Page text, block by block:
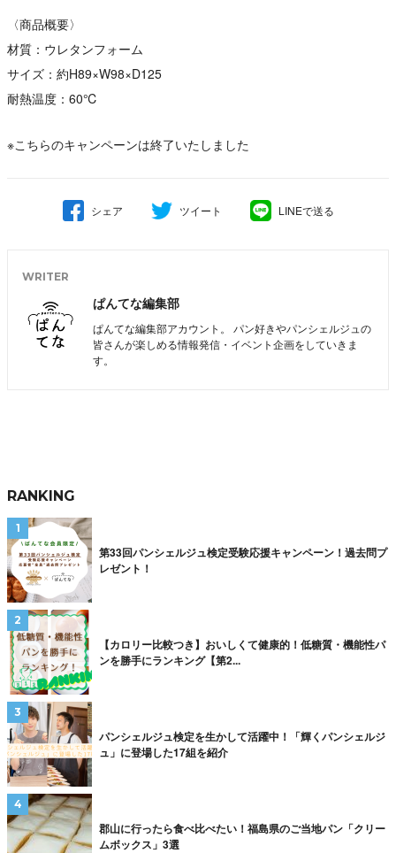
〈商品概要〉
材質：ウレタンフォーム
サイズ：約H89×W98×D125
耐熱温度：60℃
※こちらのキャンペーンは終了いたしました
シェア ツイート LINEで送る
WRITER
ぱんてな編集部
ぱんてな編集部アカウント。 パン好きやパンシェルジュの
皆さんが楽しめる情報発信・イベント企画をしていきま
す。
RANKING
第33回パンシェルジュ検定受験応援キャンペーン！過去問プ
レゼント！
【カロリー比較つき】おいしくて健康的！低糖質・機能性パ
ンを勝手にランキング【第2...
パンシェルジュ検定を生かして活躍中！「輝くパンシェルジ
ュ」に登場した17組を紹介
郡山に行ったら食べ比べたい！福島県のご当地パン「クリー
ムボックス」3選